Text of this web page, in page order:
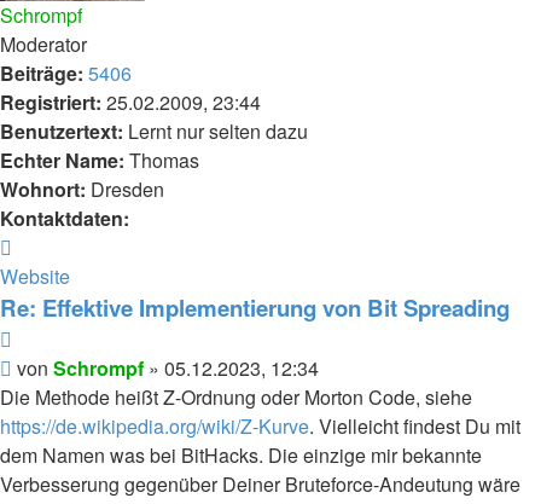
Schrompf
Moderator
Beiträge: 5406
Registriert: 25.02.2009, 23:44
Benutzertext: Lernt nur selten dazu
Echter Name: Thomas
Wohnort: Dresden
Kontaktdaten:
von
Schrompf
Website
Re: Effektive Implementierung von Bit Spreading
Beitrag
von Schrompf » 05.12.2023, 12:34
Die Methode heißt Z-Ordnung oder Morton Code, siehe
https://de.wikipedia.org/wiki/Z-Kurve. Vielleicht findest Du mit
dem Namen was bei BitHacks. Die einzige mir bekannte
Verbesserung gegenüber Deiner Bruteforce-Andeutung wäre